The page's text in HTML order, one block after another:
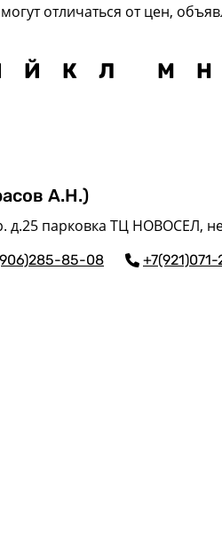
отличаться от цен,
Й К Л М Н
А.Н.)
д.25 парковка ТЦ НОВОСЕЛ,
85-08